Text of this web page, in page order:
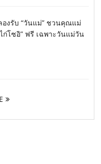
งรับ “วันแม่” ชวนคุณแม่
ก่โซอิ” ฟรี เฉพาะวันแม่วัน